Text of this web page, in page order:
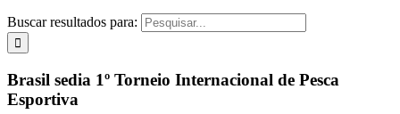
Buscar resultados para:
Brasil sedia 1º Torneio Internacional de Pesca
Esportiva